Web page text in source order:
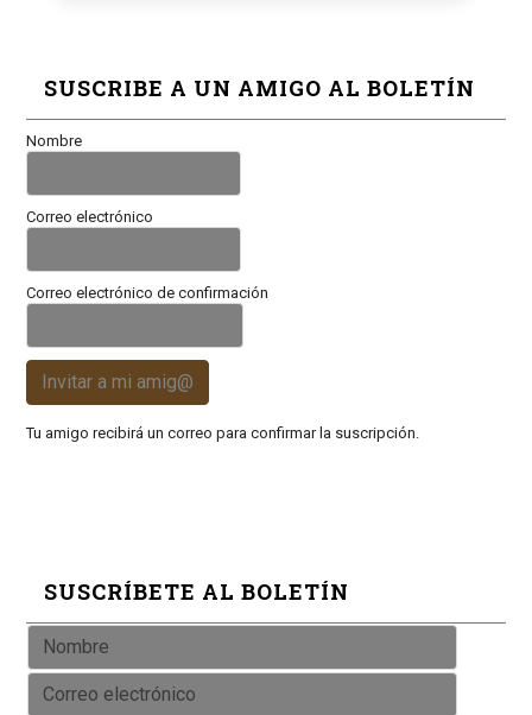
SUSCRIBE A UN AMIGO AL BOLETÍN
Nombre
Correo electrónico
Correo electrónico de confirmación
Invitar a mi amig@
Tu amigo recibirá un correo para confirmar la suscripción.
SUSCRÍBETE AL BOLETÍN